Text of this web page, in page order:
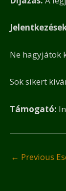
Ne hagyjátok
Sok sikert
Támogató:
← Previous